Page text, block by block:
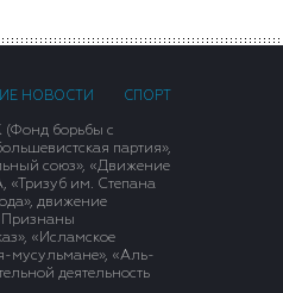
НОВОСТИ СПОРТ
(Фонд борьбы с
партия»,
союз», «Движение
«Тризуб им. Степана
движение
Признаны
«Исламское
мусульмане», «Аль-
деятельность